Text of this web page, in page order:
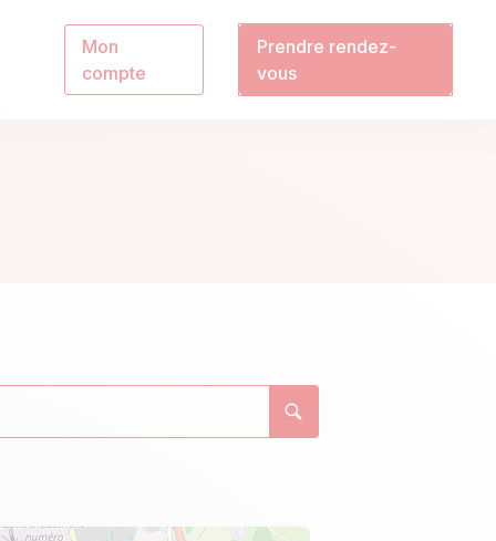
Mon
compte
Prendre rendez-
vous